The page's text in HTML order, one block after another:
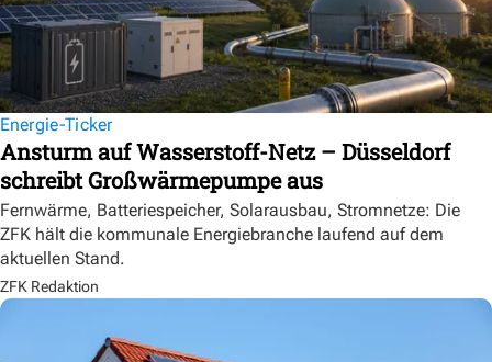
Energie-Ticker
Ansturm auf Wasserstoff-Netz – Düsseldorf
schreibt Großwärmepumpe aus
Fernwärme, Batteriespeicher, Solarausbau, Stromnetze: Die
ZFK hält die kommunale Energiebranche laufend auf dem
aktuellen Stand.
ZFK Redaktion